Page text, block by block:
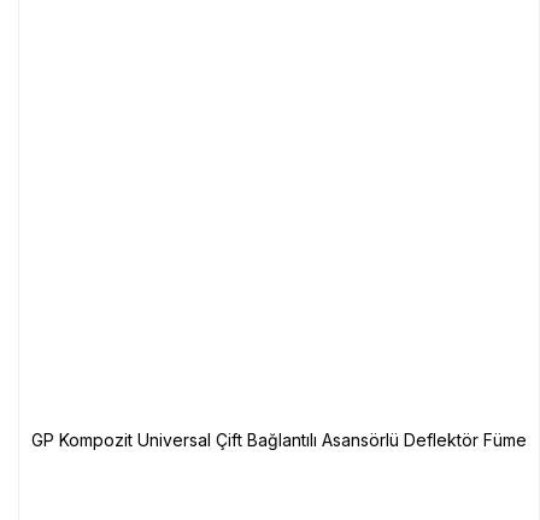
GP Kompozit Universal Çift Bağlantılı Asansörlü Deflektör Füme